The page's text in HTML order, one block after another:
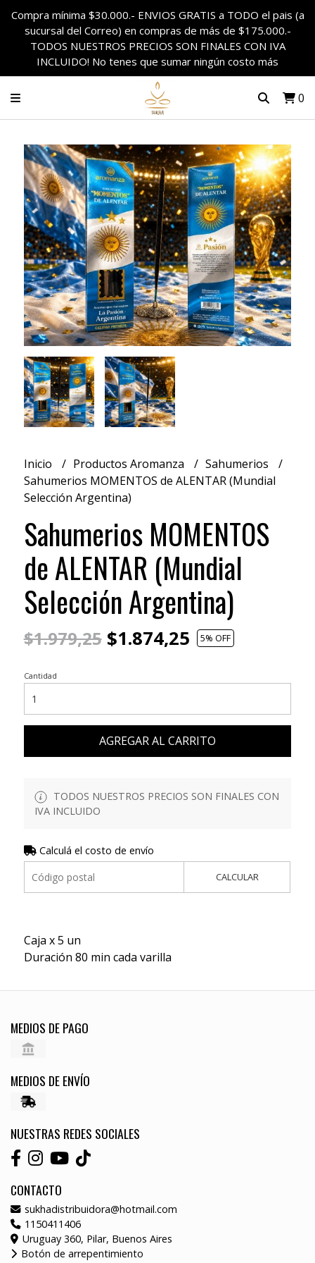
Compra mínima $30.000.- ENVIOS GRATIS a TODO el pais (a
sucursal del Correo) en compras de más de $175.000.-
TODOS NUESTROS PRECIOS SON FINALES CON IVA
INCLUIDO! No tenes que sumar ningún costo más
0
Inicio Productos Aromanza
Sahumerios
Sahumerios MOMENTOS de ALENTAR (Mundial
Selección Argentina)
Sahumerios MOMENTOS
de ALENTAR (Mundial
Selección Argentina)
$1.979,25$1.874,25 5% OFF
Cantidad
AGREGAR AL CARRITO
TODOS NUESTROS PRECIOS SON FINALES CON
IVA INCLUIDO
Calculá el costo de envío
CALCULAR
Caja x 5 un
Duración 80 min cada varilla
MEDIOS DE PAGO
MEDIOS DE ENVÍO
NUESTRAS REDES SOCIALES
CONTACTO
sukhadistribuidora@hotmail.com
1150411406
Uruguay 360, Pilar, Buenos Aires
Botón de arrepentimiento